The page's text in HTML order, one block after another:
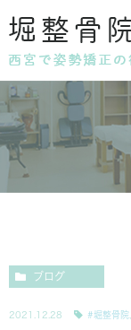
ブログ
2021.12.28 #堀整骨院